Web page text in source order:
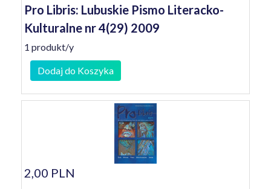
Pro Libris: Lubuskie Pismo Literacko-
Kulturalne nr 4(29) 2009
1 produkt/y
Dodaj do Koszyka
2,00 PLN